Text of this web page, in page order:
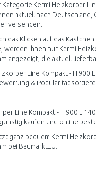
Kermi Heizkörper
aktuell nach Deutschland,
versenden.
das Klicken auf das
werden Ihnen nur Kermi
angezeigt, die aktuell
Line Kompakt - H 900
& Popularität
Line Kompakt - H 900 L
kaufen und online
ganz bequem Kermi
bei BaumarktEU.